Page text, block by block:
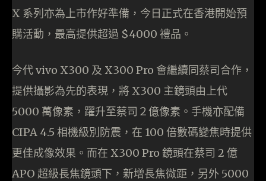
X 系列亦為上市作好準備，今日正式在香港開始預
購活動，最高提供超過 $4000 禮品。
今代 vivo X300 及 X300 Pro 會繼續同蔡司合作，
提供攝影為先的表現，將 X300 主鏡頭由上代
5000 萬像素，躍升至蔡司２億像素。手機亦配備
CIPA 4.5 相機級別防震，在 100 倍數碼變焦時提供
更佳成像效果。而在 X300 Pro 鏡頭在蔡司 2 億
APO 超級長焦鏡頭下，新增長焦微距，另外 5000